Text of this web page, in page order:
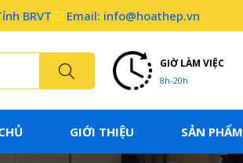
BRVT Email: info@hoathep.vn
GIỜ LÀM VIỆC
8h-20h
GIỚI THIỆU SẢN PHẨM